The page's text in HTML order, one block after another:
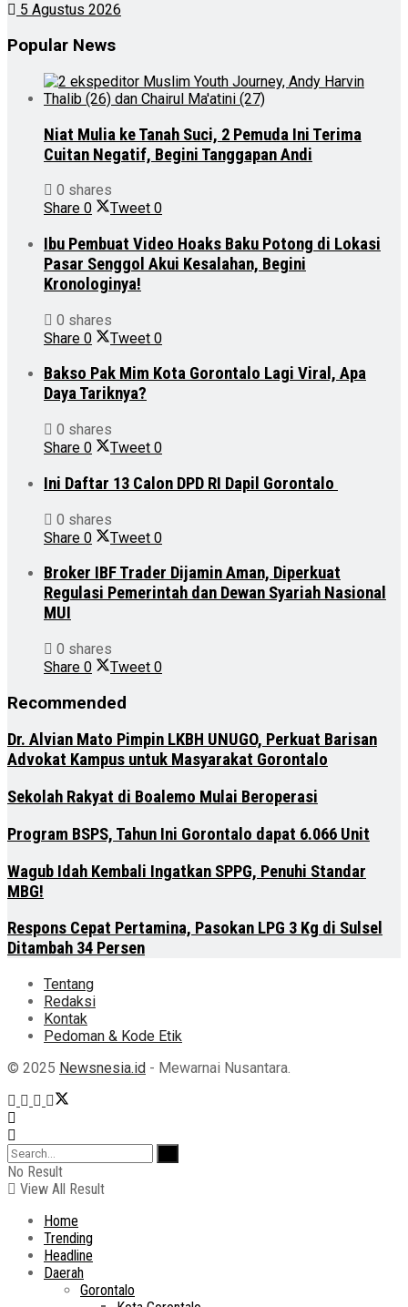
5 Agustus 2026
Popular News
Niat Mulia ke Tanah Suci, 2 Pemuda Ini Terima
Cuitan Negatif, Begini Tanggapan Andi
0 shares
Share 0 Tweet 0
Ibu Pembuat Video Hoaks Baku Potong di Lokasi
Pasar Senggol Akui Kesalahan, Begini
Kronologinya!
0 shares
Share 0 Tweet 0
Bakso Pak Mim Kota Gorontalo Lagi Viral, Apa
Daya Tariknya?
0 shares
Share 0 Tweet 0
Ini Daftar 13 Calon DPD RI Dapil Gorontalo
0 shares
Share 0 Tweet 0
Broker IBF Trader Dijamin Aman, Diperkuat
Regulasi Pemerintah dan Dewan Syariah Nasional
MUI
0 shares
Share 0 Tweet 0
Recommended
Dr. Alvian Mato Pimpin LKBH UNUGO, Perkuat Barisan
Advokat Kampus untuk Masyarakat Gorontalo
Sekolah Rakyat di Boalemo Mulai Beroperasi
Program BSPS, Tahun Ini Gorontalo dapat 6.066 Unit
Wagub Idah Kembali Ingatkan SPPG, Penuhi Standar
MBG!
Respons Cepat Pertamina, Pasokan LPG 3 Kg di Sulsel
Ditambah 34 Persen
Tentang
Redaksi
Kontak
Pedoman & Kode Etik
© 2025 Newsnesia.id - Mewarnai Nusantara.
No Result
View All Result
Home
Trending
Headline
Daerah
Gorontalo